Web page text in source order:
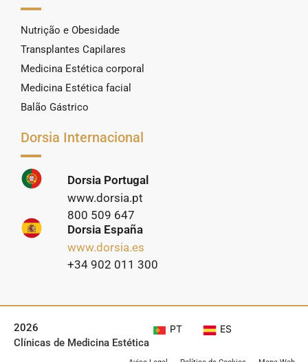
Nutrição e Obesidade
Transplantes Capilares
Medicina Estética corporal
Medicina Estética facial
Balão Gástrico
Dorsia Internacional
Dorsia Portugal
www.dorsia.pt
800 509 647
Dorsia España
www.dorsia.es
+34 902 011 300
2026
Clínicas de Medicina Estética
PT ES